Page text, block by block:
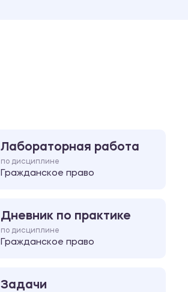
Лабораторная работа
по дисциплине
Гражданское право
Дневник по практике
по дисциплине
Гражданское право
Задачи